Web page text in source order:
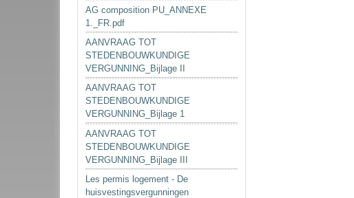
AG composition PU_ANNEXE
1._FR.pdf
AANVRAAG TOT
STEDENBOUWKUNDIGE
VERGUNNING_Bijlage II
AANVRAAG TOT
STEDENBOUWKUNDIGE
VERGUNNING_Bijlage 1
AANVRAAG TOT
STEDENBOUWKUNDIGE
VERGUNNING_Bijlage III
Les permis logement - De
huisvestingsvergunningen